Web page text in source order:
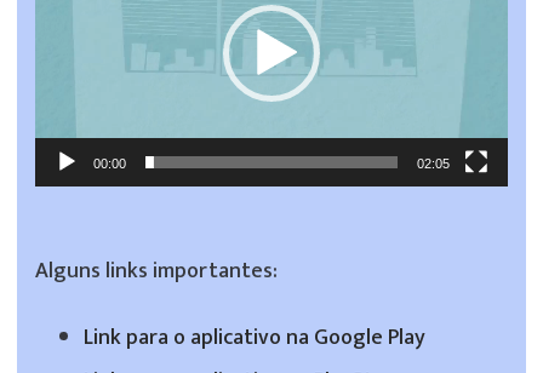
00:00 02:05
Alguns links importantes:
Link para o aplicativo na Google Play